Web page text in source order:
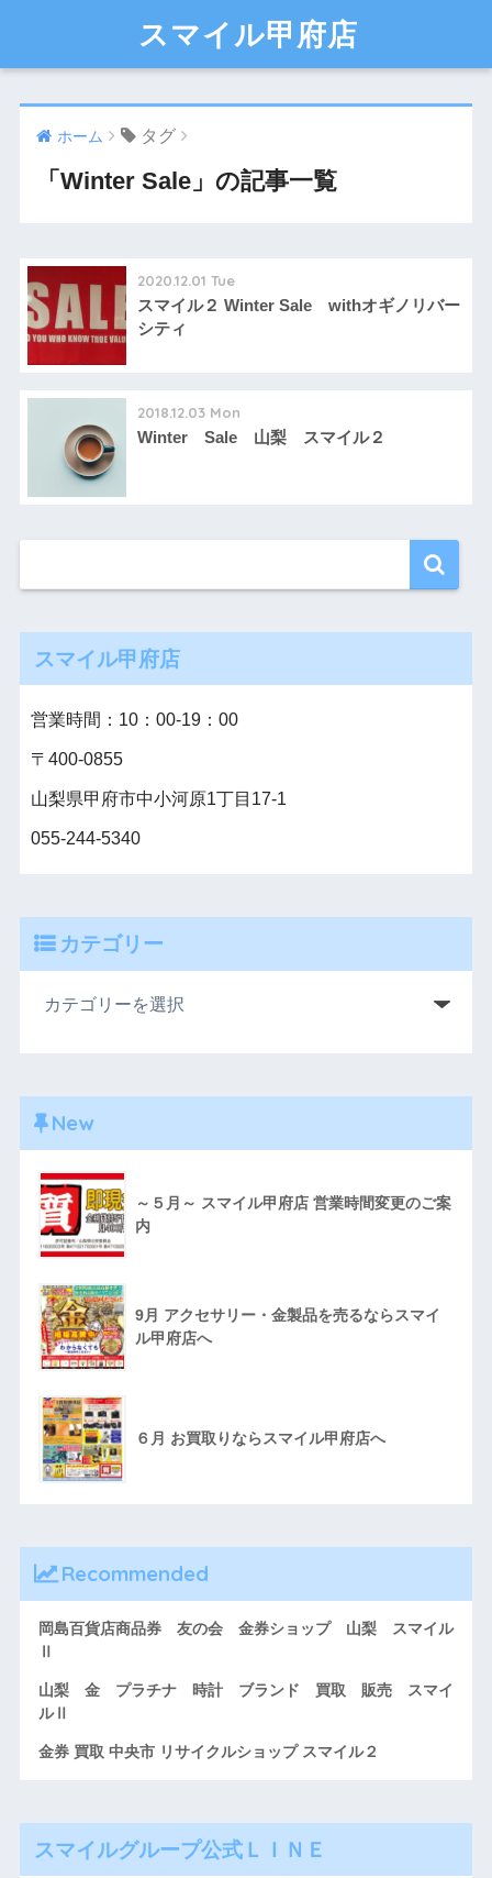
スマイル甲府店
ホーム タグ
「Winter Sale」の記事一覧
2020.12.01 Tue
スマイル２ Winter Sale withオギノリバー
シティ
2018.12.03 Mon
Winter Sale 山梨 スマイル２
スマイル甲府店
営業時間：10：00‐19：00
〒400-0855
山梨県甲府市中小河原1丁目17-1
055-244-5340
カテゴリー
New
～５月～ スマイル甲府店 営業時間変更のご案
内
9月 アクセサリー・金製品を売るならスマイ
ル甲府店へ
６月 お買取りならスマイル甲府店へ
Recommended
岡島百貨店商品券 友の会 金券ショップ 山梨 スマイル
Ⅱ
山梨 金 プラチナ 時計 ブランド 買取 販売 スマイ
ルⅡ
金券 買取 中央市 リサイクルショップ スマイル２
スマイルグループ公式ＬＩＮＥ